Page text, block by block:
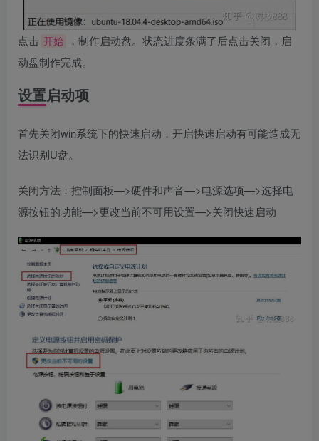
点击 开始
，制作启动盘。状态进度条满了后点击关闭，启
动盘制作完成。
设置启动项
首先关闭win系统下的快速启动，开启快速启动有可能造成无
法识别U盘。
关闭方法：控制面板—>硬件和声音—>电源选项—>选择电
源按钮的功能—>更改当前不可用设置—>关闭快速启动